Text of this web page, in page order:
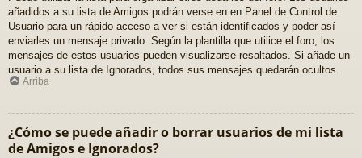
añadidos a su lista de Amigos podrán verse en en Panel de Control de
Usuario para un rápido acceso a ver si están identificados y poder así
enviarles un mensaje privado. Según la plantilla que utilice el foro, los
mensajes de estos usuarios pueden visualizarse resaltados. Si añade un
usuario a su lista de Ignorados, todos sus mensajes quedarán ocultos.
Arriba
¿Cómo se puede añadir o borrar usuarios de mi lista
de Amigos e Ignorados?